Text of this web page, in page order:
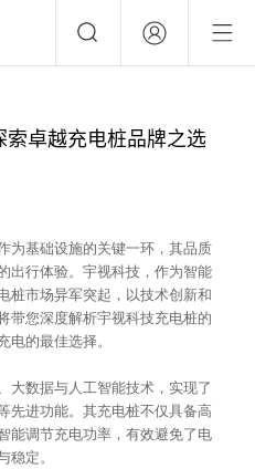
卓越充电桩品牌之选
为基础设施的关键一环，其品质
出行体验。宇视科技，作为智能
桩市场异军突起，以技术创新和
带您深度解析宇视科技充电桩的
电的最佳选择。
大数据与人工智能技术，实现了
先进功能。其充电桩不仅具备高
能调节充电功率，有效避免了电
稳定。